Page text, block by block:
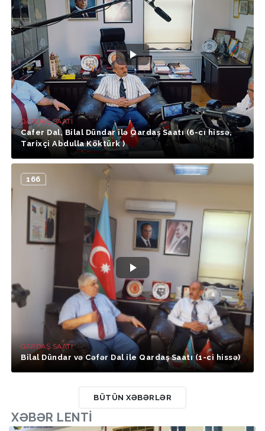
QARDAŞ SAATI
Cafer Dal, Bilal Dündar ilə Qardaş Saatı (6-cı hissə,
Tarixçi Abdulla Köktürk )
166
QARDAŞ SAATI
Bilal Dündar və Cəfər Dal ile Qardaş Saatı (1-ci hissə)
BÜTÜN XƏBƏRLƏR
XƏBƏR LENTI